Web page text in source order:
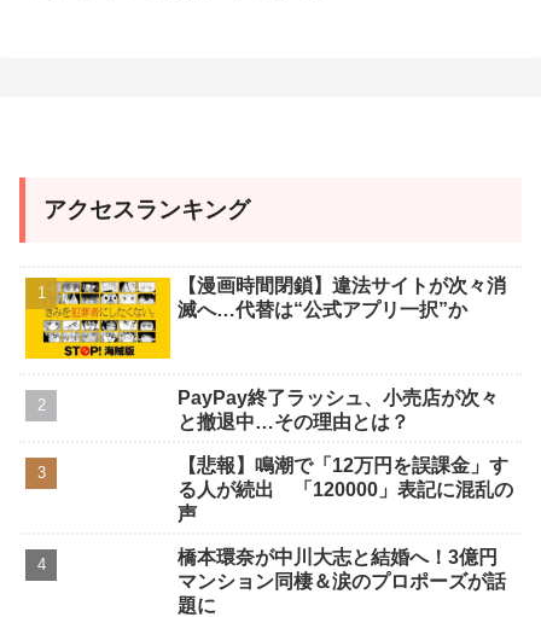
アクセスランキング
【漫画時間閉鎖】違法サイトが次々消
滅へ…代替は“公式アプリ一択”か
PayPay終了ラッシュ、小売店が次々
と撤退中…その理由とは？
【悲報】鳴潮で「12万円を誤課金」す
る人が続出 「120000」表記に混乱の
声
橋本環奈が中川大志と結婚へ！3億円
マンション同棲＆涙のプロポーズが話
題に